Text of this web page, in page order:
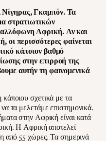
Γκαμπόν. Τα
στρατιωτικών
Αφρική. Αν και
οι περισσότερες φαίνεται
κάποιον βαθμό
στην επιρροή της
αυτήν τη φαινομενικά
σχετικά με τα
τα μελετάμε επιστημονικά.
στην Αφρική είναι κατά
Η Αφρική αποτελεί
από 55 χώρες. Τα σημερινά